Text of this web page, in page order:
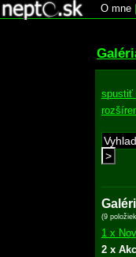
O mne
spustiť
>
(9
1 x
2 x